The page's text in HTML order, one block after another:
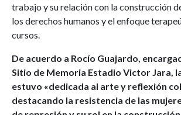
trabajo y su relación con la construcción
los derechos humanos y el enfoque
cursos.
De acuerdo a Rocío Guajardo,
Sitio de Memoria Estadio Victor Jara,
estuvo «dedicada al arte y reflexión
destacando la resistencia de las